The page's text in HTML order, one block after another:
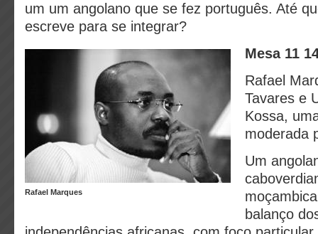
um um angolano que se fez português. Até
escreve para se integrar?
Rafael Marques
Mesa 11
Rafael
Tavares e
Kossa,
moderada
Um
balanço